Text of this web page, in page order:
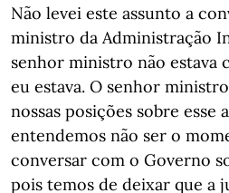
Não levei este assunto a
ministro da Administração
senhor ministro não estava
eu estava. O senhor
nossas posições sobre esse
entendemos não ser o
conversar com o Governo
pois temos de deixar que a